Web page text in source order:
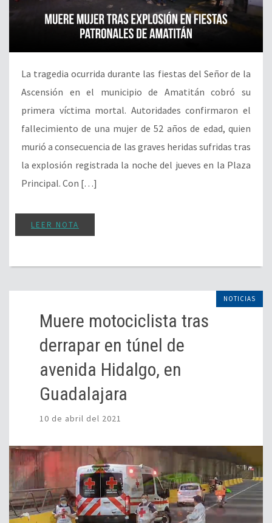
La tragedia ocurrida durante las fiestas del Señor de la
Ascensión en el municipio de Amatitán cobró su
primera víctima mortal. Autoridades confirmaron el
fallecimiento de una mujer de 52 años de edad, quien
murió a consecuencia de las graves heridas sufridas tras
la explosión registrada la noche del jueves en la Plaza
Principal. Con […]
LEER NOTA
NOTICIAS
Muere motociclista tras
derrapar en túnel de
avenida Hidalgo, en
Guadalajara
10 de abril del 2021